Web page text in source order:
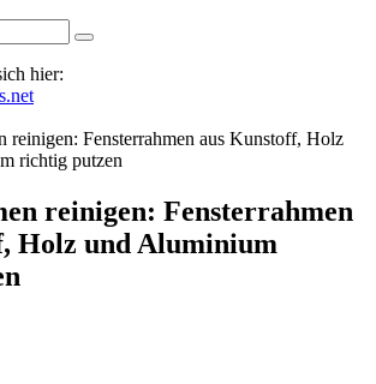
hier:
reinigen: Fensterrahmen aus Kunstoff, Holz
richtig putzen
reinigen: Fensterrahmen
Holz und Aluminium